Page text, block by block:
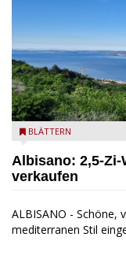
Seeblick
BLÄTTERN
Albisano: 2,5-
verkaufen
ALBISANO - Schöne,
mediterranen Stil